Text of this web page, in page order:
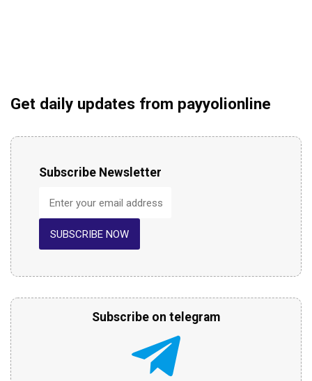
Get daily updates from payyolionline
Subscribe Newsletter
SUBSCRIBE NOW
Subscribe on telegram